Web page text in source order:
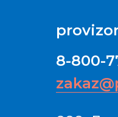
8-800-